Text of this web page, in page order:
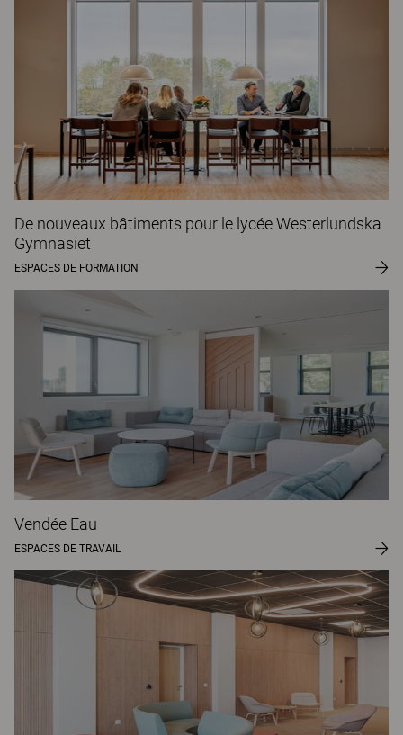
De nouveaux bâtiments pour le lycée Westerlundska
Gymnasiet
ESPACES DE FORMATION
Vendée Eau
ESPACES DE TRAVAIL